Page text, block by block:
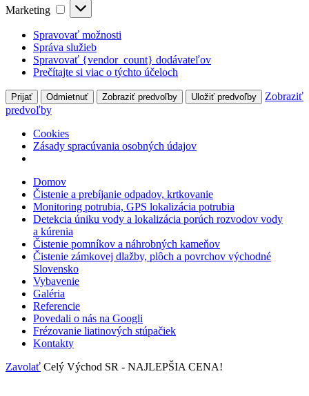
Marketing Marketing
Spravovať možnosti
Správa služieb
Spravovať {vendor_count} dodávateľov
Prečítajte si viac o týchto účeloch
Prijať Odmietnuť Zobraziť predvoľby Uložiť predvoľby
Zobraziť
predvoľby
Cookies
Zásady spracúvania osobných údajov
Domov
Čistenie a prebíjanie odpadov, krtkovanie
Monitoring potrubia, GPS lokalizácia potrubia
Detekcia úniku vody a lokalizácia porúch rozvodov vody
a kúrenia
Čistenie pomníkov a náhrobných kameňov
Čistenie zámkovej dlažby, plôch a povrchov východné
Slovensko
Vybavenie
Galéria
Referencie
Povedali o nás na Googli
Frézovanie liatinových stúpačiek
Kontakty
Zavolať Celý Východ SR - NAJLEPŠIA CENA!